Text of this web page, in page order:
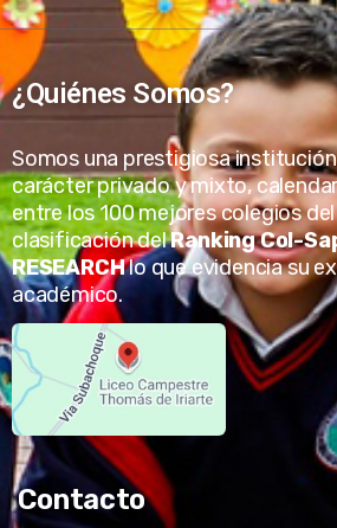
¿Quiénes Somos?
Somos una prestigiosa
carácter privado y mixto,
entre los 100 mejores colegios
clasificación delRanking Col-
RESEARCHlo que evidencia su
académico.
Contacto